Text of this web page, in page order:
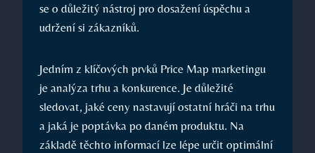
se o důležitý nástroj pro dosažení úspěchu a
udržení si zákazníků.
Jedním z klíčových prvků Price Map marketingu
je analýza trhu a konkurence. Je důležité
sledovat, jaké ceny nastavují ostatní hráči na trhu
a jaká je poptávka po daném produktu. Na
základě těchto informací lze lépe určit optimální